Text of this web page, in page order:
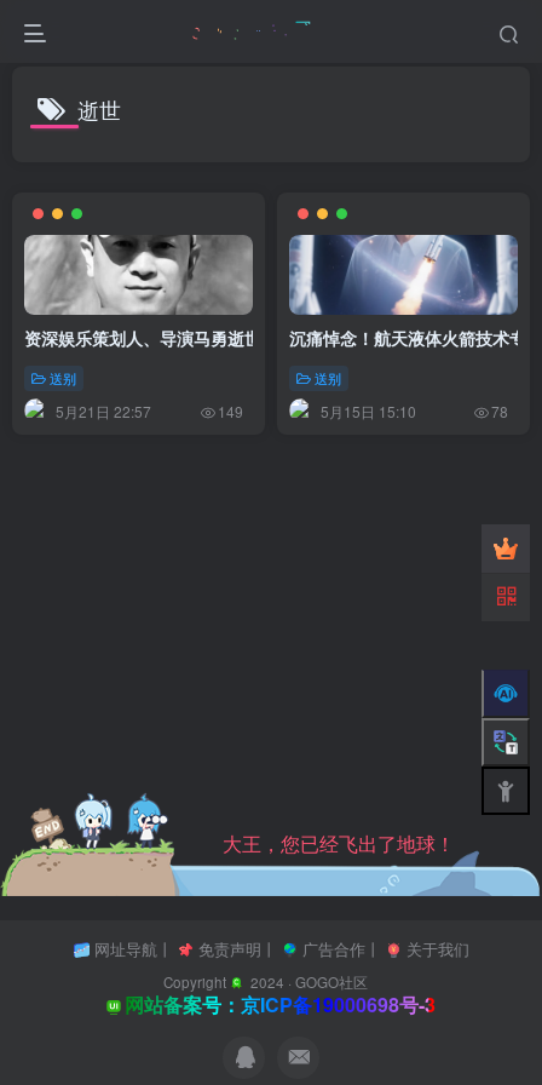
逝世
资深娱乐策划人、导演马勇逝世，终年51岁
送别
5月21日 22:57 149
沉痛悼念！航天液体火箭技术专
送别
5月15日 15:10 78
大王，您已经飞出了地球！
网址导航 丨 免责声明 丨 广告合作丨 关于我们
Copyright 2024 ·GOGO社区
网站备案号：京ICP备19000698号-3